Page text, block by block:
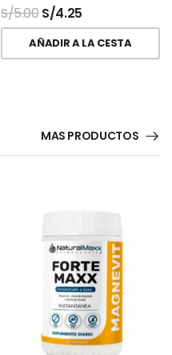
S/5.00S/4.25
AÑADIR A LA CESTA
MAS PRODUCTOS